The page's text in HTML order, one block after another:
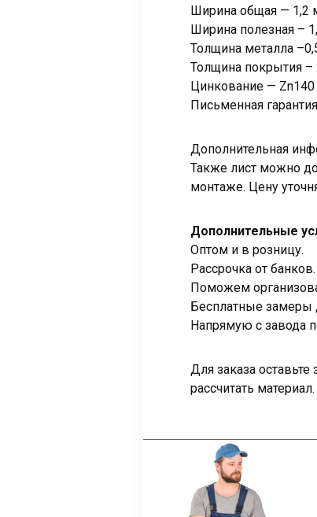
Ширина общая — 1,2
Ширина полезная –
Толщина металла
Толщина покрытия
Цинкование — Zn140
Письменная
Дополнительная
Также лист можно
монтаже. Цену
Дополнительные
Оптом и в розницу.
Рассрочка от банков.
Поможем
Бесплатные замеры
Напрямую с завода
Для заказа
рассчитать материал.